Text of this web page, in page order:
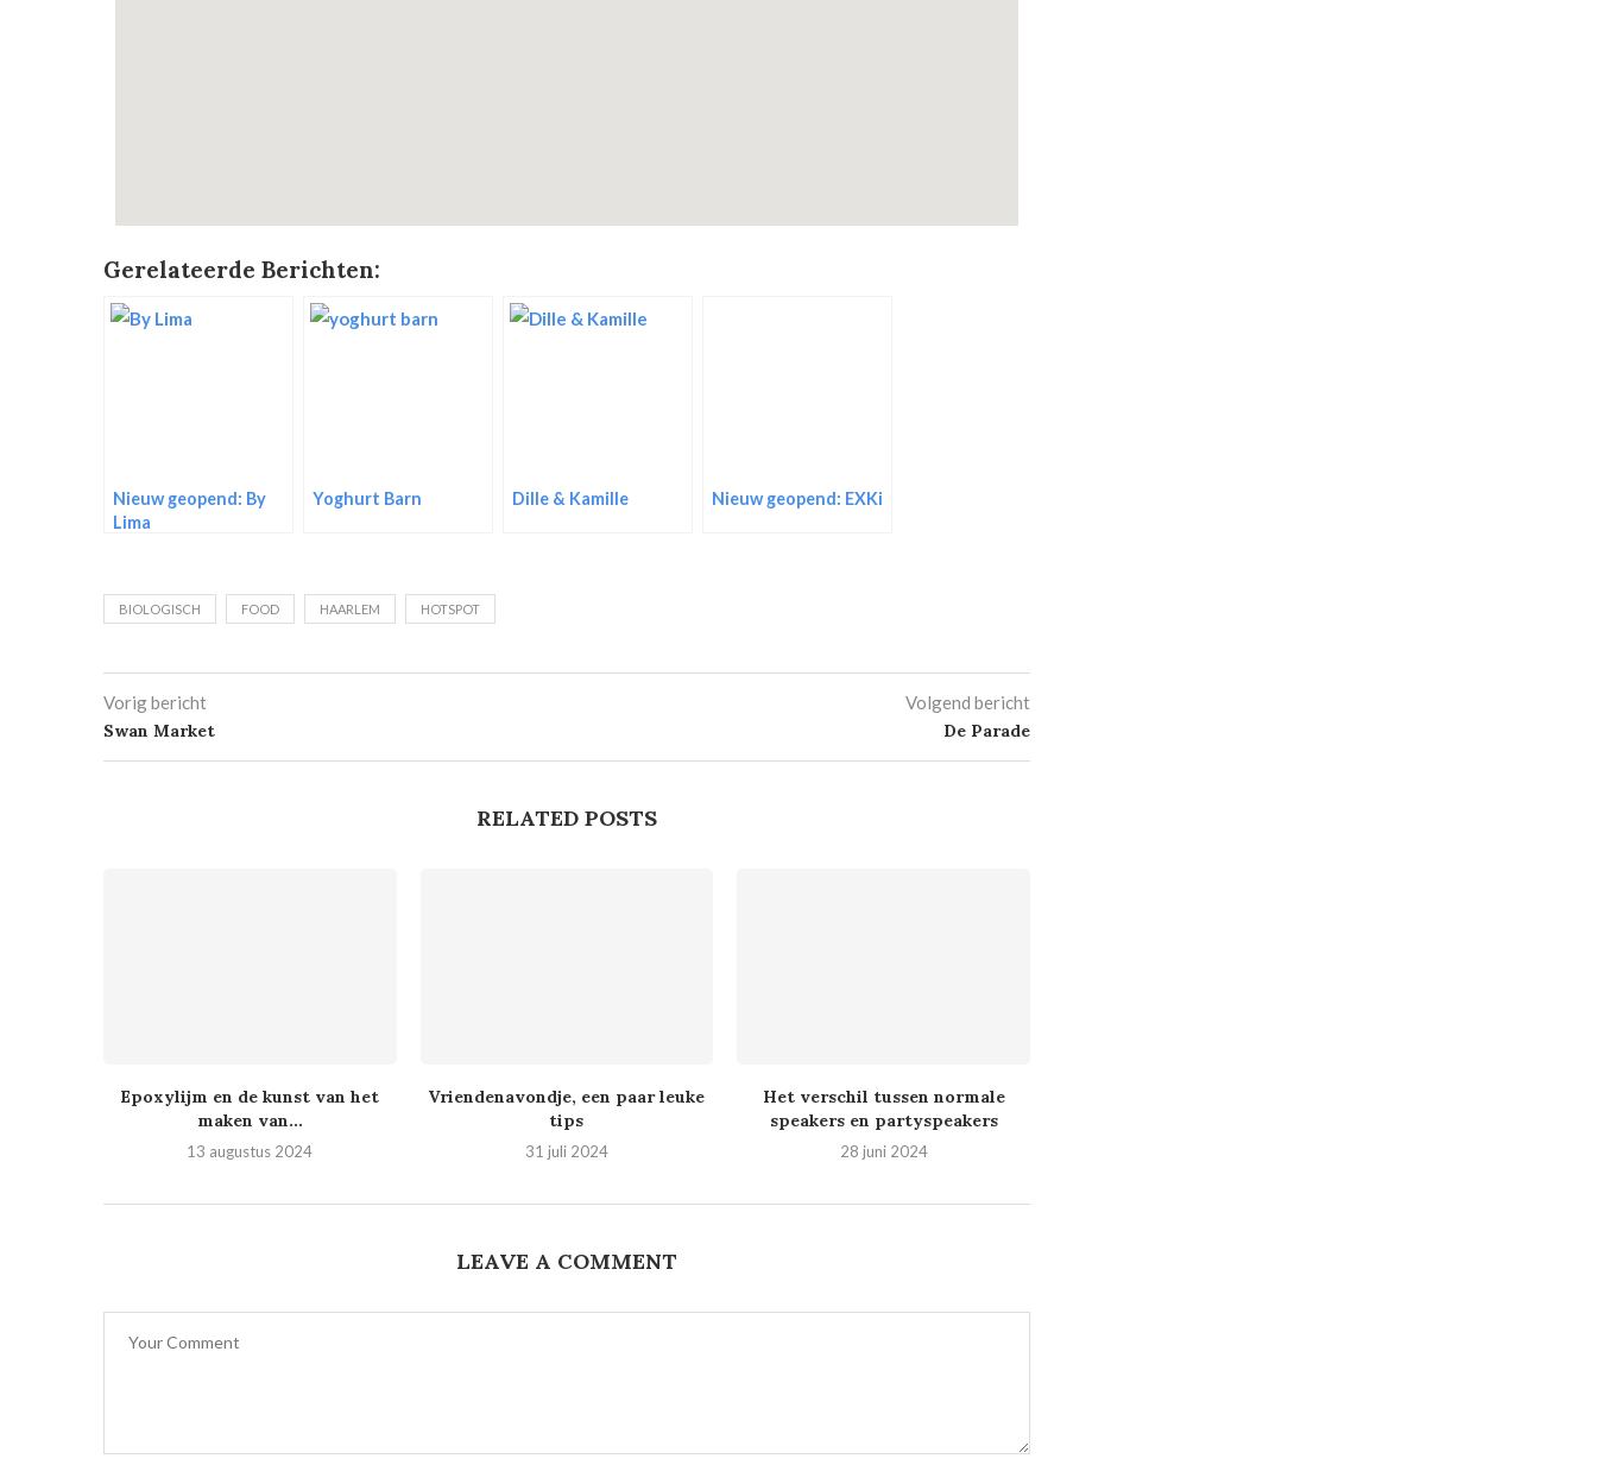
Gerelateerde Berichten:
Nieuw geopend: By
Lima
Yoghurt Barn Dille & Kamille Nieuw geopend: EXKi
BIOLOGISCH FOOD HAARLEM HOTSPOT
Vorig bericht
Swan Market
Volgend bericht
De Parade
RELATED POSTS
Epoxylijm en de kunst van het
maken van...
13 augustus 2024
Vriendenavondje, een paar leuke
tips
31 juli 2024
Het verschil tussen normale
speakers en partyspeakers
28 juni 2024
LEAVE A COMMENT